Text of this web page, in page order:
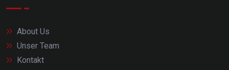
About Us
Unser Team
Kontakt